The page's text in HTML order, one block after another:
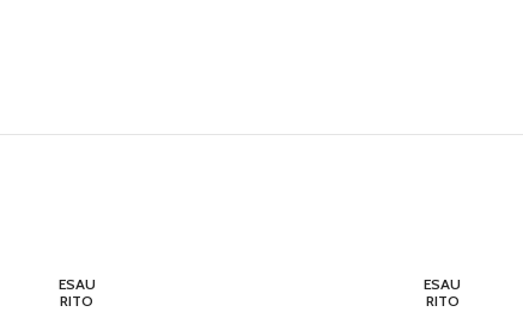
ESAU
RITO
ESAU
RITO